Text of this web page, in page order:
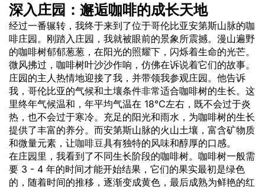
深入庄园：邂逅咖啡的成长天地
经过一番辗转，我终于来到了位于哥伦比亚安第斯山脉的咖
啡庄园。刚踏入庄园，我就被眼前的景象所震撼。漫山遍野
的咖啡树郁郁葱葱，在阳光的照耀下，闪烁着生命的光芒。
微风拂过，咖啡树叶沙沙作响，仿佛在诉说着它们的故事。
庄园的主人热情地迎接了我，并带领我参观庄园。他告诉
我，哥伦比亚的气候和土壤条件非常适合咖啡树的生长。这
里终年气候温和，年平均气温在 18℃左右，既不会过于炎
热，也不会过于寒冷。充足的阳光和雨水，为咖啡树的生长
提供了丰富的养分。而安第斯山脉的火山土壤，富含矿物质
和微量元素，让咖啡豆具有独特的风味和醇厚的口感。
在庄园里，我看到了不同生长阶段的咖啡树。咖啡树一般需
要 3 - 4 年的时间才能开始结果，它们的果实最初是绿色
的，随着时间的推移，逐渐变成黄色，最后成熟为鲜艳的红